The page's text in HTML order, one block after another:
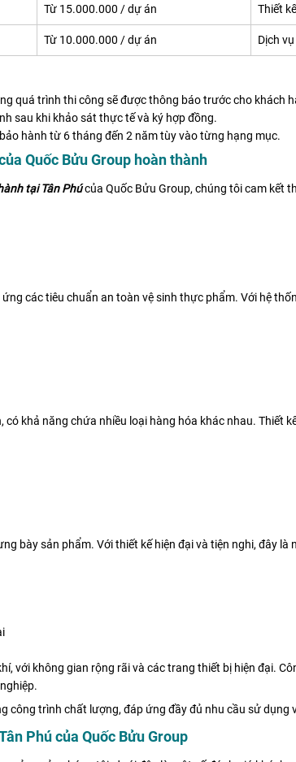
Từ 15.000.000 / dự án Thiết
Từ 10.000.000 / dự án Dịch
quá trình thi công sẽ được thông báo trước cho khách
sau khi khảo sát thực tế và ký hợp đồng.
hành từ 6 tháng đến 2 năm tùy vào từng hạng mục.
Quốc Bửu Group hoàn thành
tại Tân Phúcủa Quốc Bửu Group, chúng tôi cam kết
các tiêu chuẩn an toàn vệ sinh thực phẩm. Với hệ
khả năng chứa nhiều loại hàng hóa khác nhau. Thiết
bày sản phẩm. Với thiết kế hiện đại và tiện nghi, đây
với không gian rộng rãi và các trang thiết bị hiện đại.
công trình chất lượng, đáp ứng đầy đủ nhu cầu sử dụng
Phú của Quốc Bửu Group